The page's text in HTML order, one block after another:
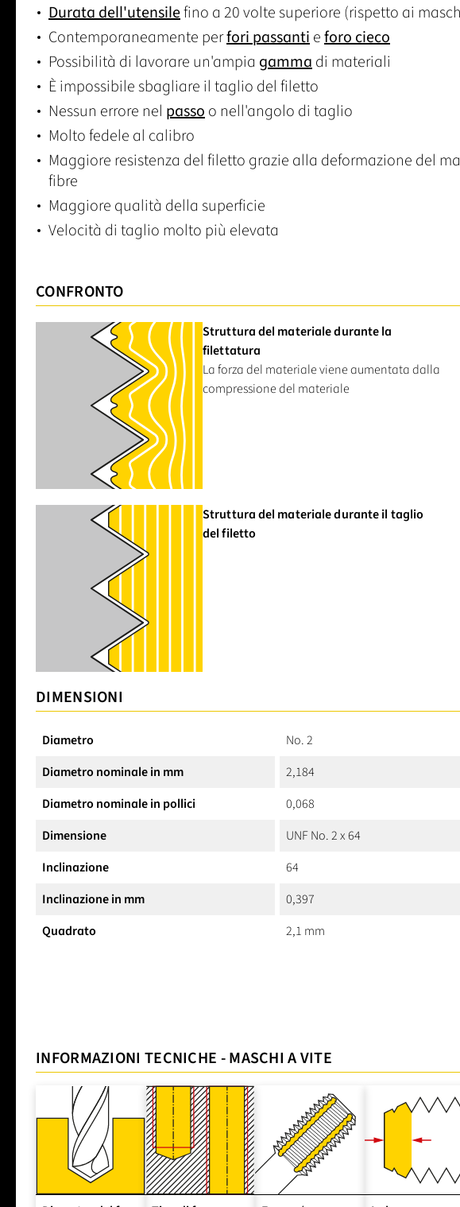
Durata dell'utensilefino a 20 volte superiore (rispetto ai
Contemporaneamente perfori passantieforo cieco
Possibilità di lavorare un'ampia gammadi materiali
È impossibile sbagliare il taglio del filetto
Nessun errore nel passoo nell'angolo di taglio
Molto fedele al calibro
Maggiore resistenza del filetto grazie alla deformazione del
fibre
Maggiore qualità della superficie
Velocità di taglio molto più elevata
CONFRONTO
Struttura del materiale durante la
filettatura
La forza del materiale viene aumentata dalla
compressione del materiale
Struttura del materiale durante il taglio
del filetto
DIMENSIONI
Diametro
No. 2
Diametro nominale in mm
2,184
Diametro nominale in pollici
0,068
Dimensione
UNF No. 2 x 64
Inclinazione
64
Inclinazione in mm
0,397
Quadrato
2,1 mm
INFORMAZIONI TECNICHE - MASCHI A VITE